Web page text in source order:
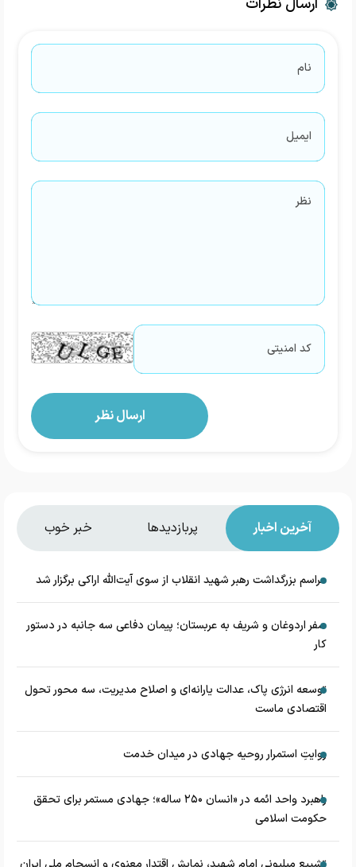
آخرین اخبار پربازدیدها خبر خوب
مراسم بزرگداشت رهبر شهید انقلاب از سوی آیت‌الله اراکی برگزار شد
سفر اردوغان و شریف به عربستان؛ پیمان دفاعی سه جانبه در دستور
کار
توسعه انرژی پاک، عدالت یارانه‌ای و اصلاح مدیریت، سه محور تحول
اقتصادی ماست
روایتِ استمرار روحیه جهادی در میدان خدمت
راهبرد واحد ائمه در «انسان ۲۵۰ ساله»؛ جهادی مستمر برای تحقق
حکومت اسلامی